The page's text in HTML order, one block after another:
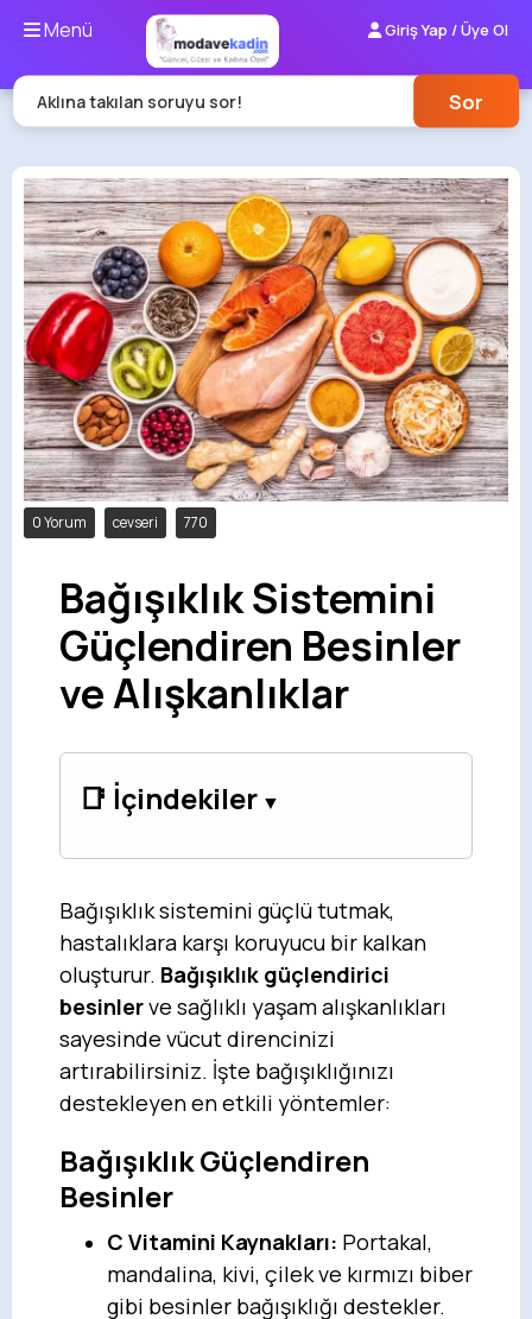
Menü Giriş Yap / Üye Ol
Aklına takılan soruyu sor! Sor
0 Yorum cevseri 770
Bağışıklık Sistemini
Güçlendiren Besinler
ve Alışkanlıklar
📑 İçindekiler
Bağışıklık sistemini güçlü tutmak,
hastalıklara karşı koruyucu bir kalkan
oluşturur. Bağışıklık güçlendirici
besinlerve sağlıklı yaşam alışkanlıkları
sayesinde vücut direncinizi
artırabilirsiniz. İşte bağışıklığınızı
destekleyen en etkili yöntemler:
Bağışıklık Güçlendiren
Besinler
C Vitamini Kaynakları: Portakal,
mandalina, kivi, çilek ve kırmızı biber
gibi besinler bağışıklığı destekler.